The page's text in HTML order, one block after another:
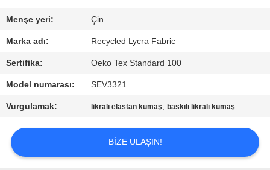
KALITE
KONTROL
ILETIŞIME
GEÇIN
Menşe yeri: Çin
Marka adı: Recycled Lycra Fabric
Sertifika: Oeko Tex Standard 100
Model numarası: SEV3321
Vurgulamak: likralı elastan kumaş,baskılı likralı kumaş
BIZE ULAŞIN!